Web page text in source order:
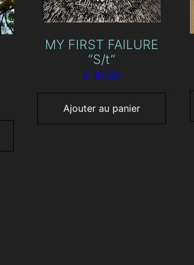
MY FIRST FAILURE
“S/t”
€ 10.00
Ajouter au panier